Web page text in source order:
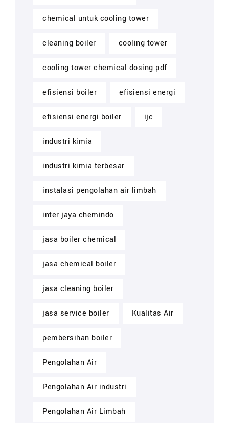
chemical untuk cooling tower
cleaning boiler cooling tower
cooling tower chemical dosing pdf
efisiensi boiler efisiensi energi
efisiensi energi boiler ijc
industri kimia
industri kimia terbesar
instalasi pengolahan air limbah
inter jaya chemindo
jasa boiler chemical
jasa chemical boiler
jasa cleaning boiler
jasa service boiler Kualitas Air
pembersihan boiler
Pengolahan Air
Pengolahan Air industri
Pengolahan Air Limbah